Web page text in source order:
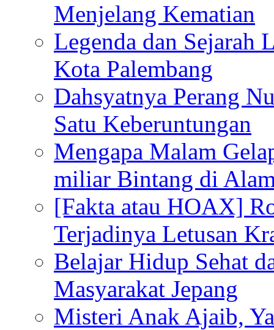
Menjelang Kematian
Legenda dan Sejarah
Kota Palembang
Dahsyatnya Perang
Satu Keberuntungan
Mengapa Malam
miliar Bintang di
[Fakta atau HOAX]
Terjadinya Letusan
Belajar Hidup Sehat
Masyarakat Jepang
Misteri Anak Ajaib,